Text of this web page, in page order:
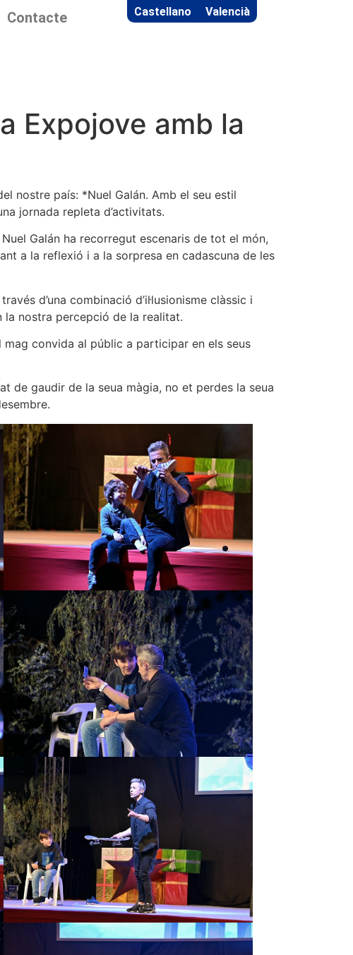
Contacte Castellano Valencià
Expojove amb la
nostre país: *Nuel Galán. Amb el seu estil
jornada repleta d’activitats.
Galán ha recorregut escenaris de tot el món,
a la reflexió i a la sorpresa en cadascuna de les
d’una combinació d’il·lusionisme clàssic i
la nostra percepció de la realitat.
convida al públic a participar en els seus
de gaudir de la seua màgia, no et perdes la seua